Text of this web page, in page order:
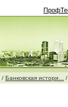
/ Банковская истори...